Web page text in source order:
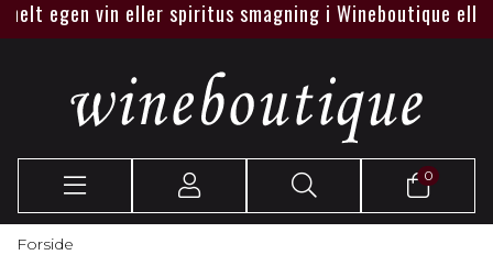
egen vin eller spiritus smagning i Wineboutique eller
0
Forside